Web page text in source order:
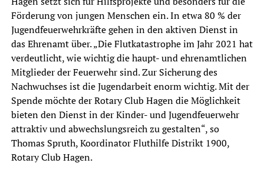
Förderung von jungen Menschen ein. In etwa 80 % der
Jugendfeuerwehrkräfte gehen in den aktiven Dienst in
das Ehrenamt über. „Die Flutkatastrophe im Jahr 2021 hat
verdeutlicht, wie wichtig die haupt- und ehrenamtlichen
Mitglieder der Feuerwehr sind. Zur Sicherung des
Nachwuchses ist die Jugendarbeit enorm wichtig. Mit der
Spende möchte der Rotary Club Hagen die Möglichkeit
bieten den Dienst in der Kinder- und Jugendfeuerwehr
attraktiv und abwechslungsreich zu gestalten“, so
Thomas Spruth, Koordinator Fluthilfe Distrikt 1900,
Rotary Club Hagen.